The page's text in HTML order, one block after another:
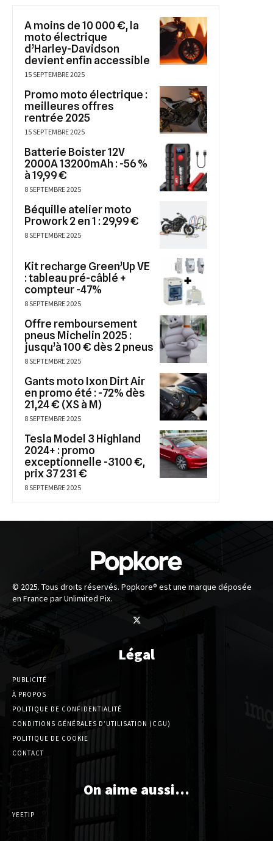
A moins de 10 000 €, la
moto électrique
d’Harley-Davidson
devient enfin accessible
15 SEPTEMBRE 2025
Promo moto électrique :
meilleures offres
rentrée 2025
15 SEPTEMBRE 2025
Batterie Boister 12V
2000A 13200mAh : -56 %
à 19,99 €
8 SEPTEMBRE 2025
Béquille atelier moto
Prowork 2 en 1 : 29,99 €
8 SEPTEMBRE 2025
Kit recharge Green’Up VE
: tableau pré-câblé +
compteur -47%
8 SEPTEMBRE 2025
Offre remboursement
pneus Michelin 2025 :
jusqu’à 100 € dès 2 pneus
8 SEPTEMBRE 2025
Gants moto Ixon Dirt Air
en promo été : -72% dès
21,24 € (XS à M)
8 SEPTEMBRE 2025
Tesla Model 3 Highland
2024+ : promo
exceptionnelle -3100 €,
prix 37 231 €
8 SEPTEMBRE 2025
© 2025. Tous droits réservés. Popkore® est une marque déposée
en France par Unlimited Pix.
Légal
PUBLICITÉ
À PROPOS
POLITIQUE DE CONFIDENTIALITÉ
CONDITIONS GÉNÉRALES D’UTILISATION (CGU)
POLITIQUE DE COOKIE
CONTACT
On aime aussi…
YEETIP